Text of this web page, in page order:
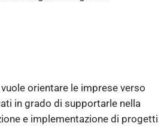
orientare le imprese verso
in grado di supportarle nella
e implementazione di progetti